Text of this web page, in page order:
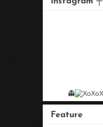
👻
Feature